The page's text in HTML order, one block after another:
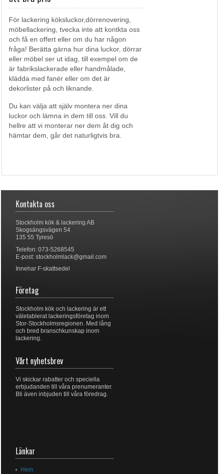
För lackering köksluckor,dörrenovering,
möbellackering, tvecka inte att kontkta oss
och få en offert eller om du har någon
fråga! Berätta gärna hur dina luckor, dörrar
eller möbel ser ut idag, till exempel om de
är fabrikslackerade eller handmålade,
klädda med fanér eller om det är
dekorlister på och liknande.
Du kan välja att själv montera ner dina
luckor och lämna in dem till oss. Vill du
hellre att vi monterar ner dem åt dig och
hämtar dem, går det naturligtvis bra.
Kontakta oss
Stockholm kök & lackering AB
Skogsängsvägen 54
135 55 Tyresö
Telefon: 073-5268545
E-post:stockholmlack@gmail.com
Innehar F-skattsedel
Företag
Stockholm kök och lackering är ett
väletablerat lackeringsföretag inom
Stor-Stockholmsregionen. Med lång
och bred branschkunskap inom
lackering.
Vårt nyhetsbrev
Vi skickar rabatter och speciella
erbjudanden till våra prenumeranter.
Bli även inbjuden till våra föredrag.
Länkar
Hem